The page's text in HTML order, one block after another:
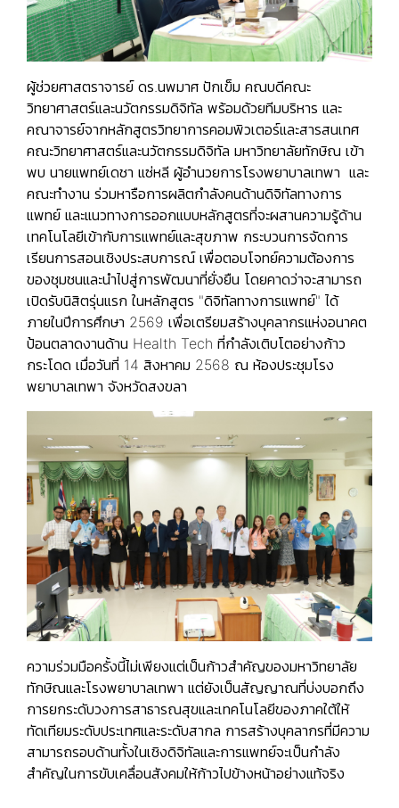
ผู้ช่วยศาสตราจารย์ ดร.นพมาศ ปักเข็ม คณบดีคณะ
วิทยาศาสตร์และนวัตกรรมดิจิทัล พร้อมด้วยทีมบริหาร และ
คณาจารย์จากหลักสูตรวิทยาการคอมพิวเตอร์และสารสนเทศ
คณะวิทยาศาสตร์และนวัตกรรมดิจิทัล มหาวิทยาลัยทักษิณ เข้า
พบ นายแพทย์เดชา แซ่หลี ผู้อำนวยการโรงพยาบาลเทพา และ
คณะทำงาน ร่วมหารือการผลิตกำลังคนด้านดิจิทัลทางการ
แพทย์ และแนวทางการออกแบบหลักสูตรที่จะผสานความรู้ด้าน
เทคโนโลยีเข้ากับการแพทย์และสุขภาพ กระบวนการจัดการ
เรียนการสอนเชิงประสบการณ์ เพื่อตอบโจทย์ความต้องการ
ของชุมชนและนำไปสู่การพัฒนาที่ยั่งยืน โดยคาดว่าจะสามารถ
เปิดรับนิสิตรุ่นแรก ในหลักสูตร "ดิจิทัลทางการแพทย์" ได้
ภายในปีการศึกษา 2569 เพื่อเตรียมสร้างบุคลากรแห่งอนาคต
ป้อนตลาดงานด้าน Health Tech ที่กำลังเติบโตอย่างก้าว
กระโดด เมื่อวันที่ 14 สิงหาคม 2568 ณ ห้องประชุมโรง
พยาบาลเทพา จังหวัดสงขลา
ความร่วมมือครั้งนี้ไม่เพียงแต่เป็นก้าวสำคัญของมหาวิทยาลัย
ทักษิณและโรงพยาบาลเทพา แต่ยังเป็นสัญญาณที่บ่งบอกถึง
การยกระดับวงการสาธารณสุขและเทคโนโลยีของภาคใต้ให้
ทัดเทียมระดับประเทศและระดับสากล การสร้างบุคลากรที่มีความ
สามารถรอบด้านทั้งในเชิงดิจิทัลและการแพทย์จะเป็นกำลัง
สำคัญในการขับเคลื่อนสังคมให้ก้าวไปข้างหน้าอย่างแท้จริง